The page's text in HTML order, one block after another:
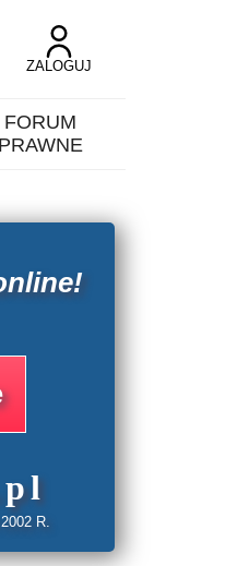
ZALOGUJ
FORUM
PRAWNE
pl
R.